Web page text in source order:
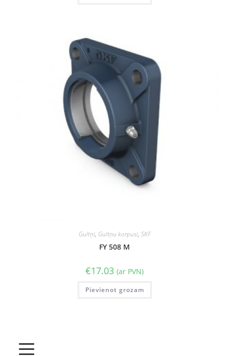
Gultņi, Gultņu korpusi, SKF
FY 508 M
€17.03 (ar PVN)
Pievienot grozam